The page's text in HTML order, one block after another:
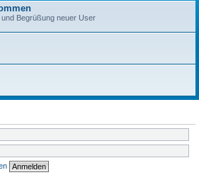
Begrüßung neuer User